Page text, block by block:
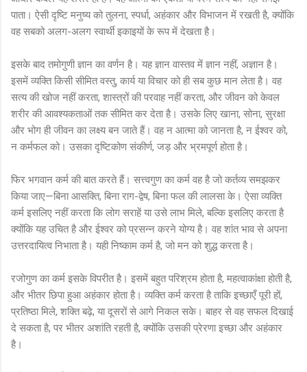
पाता। ऐसी दृष्टि मनुष्य को तुलना, स्पर्धा, अहंकार और विभाजन में रखती है, क्योंकि
वह सबको अलग-अलग स्वार्थी इकाइयों के रूप में देखता है।
इसके बाद तमोगुणी ज्ञान का वर्णन है। यह ज्ञान वास्तव में ज्ञान नहीं, अज्ञान है।
इसमें व्यक्ति किसी सीमित वस्तु, कार्य या विचार को ही सब कुछ मान लेता है। वह
सत्य की खोज नहीं करता, शास्त्रों की परवाह नहीं करता, और जीवन को केवल
शरीर की आवश्यकताओं तक सीमित कर देता है। उसके लिए खाना, सोना, सुरक्षा
और भोग ही जीवन का लक्ष्य बन जाते हैं। वह न आत्मा को जानता है, न ईश्वर को,
न कर्मफल को। उसका दृष्टिकोण संकीर्ण, जड़ और भ्रमपूर्ण होता है।
फिर भगवान कर्म की बात करते हैं। सत्त्वगुण का कर्म वह है जो कर्तव्य समझकर
किया जाए—बिना आसक्ति, बिना राग-द्वेष, बिना फल की लालसा के। ऐसा व्यक्ति
कर्म इसलिए नहीं करता कि लोग सराहें या उसे लाभ मिले, बल्कि इसलिए करता है
क्योंकि यह उचित है और ईश्वर को प्रसन्न करने योग्य है। वह शांत भाव से अपना
उत्तरदायित्व निभाता है। यही निष्काम कर्म है, जो मन को शुद्ध करता है।
रजोगुण का कर्म इसके विपरीत है। इसमें बहुत परिश्रम होता है, महत्वाकांक्षा होती है,
और भीतर छिपा हुआ अहंकार होता है। व्यक्ति कर्म करता है ताकि इच्छाएँ पूरी हों,
प्रतिष्ठा मिले, शक्ति बढ़े, या दूसरों से आगे निकल सके। बाहर से वह सफल दिखाई
दे सकता है, पर भीतर अशांति रहती है, क्योंकि उसकी प्रेरणा इच्छा और अहंकार
है।